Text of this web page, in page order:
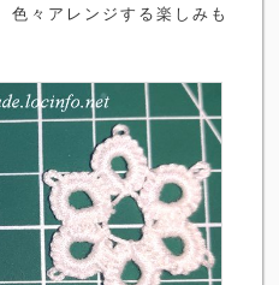
色々アレンジする楽しみも